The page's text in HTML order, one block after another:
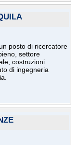
posto di ricercatore
settore
costruzioni
di ingegneria